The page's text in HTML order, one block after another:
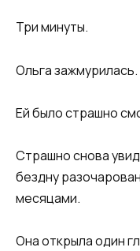
Три минуты.
Ольга зажмурилась.
Ей было страшно
Страшно снова
бездну
месяцами.
Она открыла один